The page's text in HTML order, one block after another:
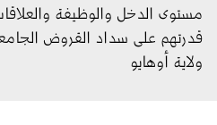
مستوى الدخل والوظيفة
قدرتهم على سداد القروض
ولاية أوهايو